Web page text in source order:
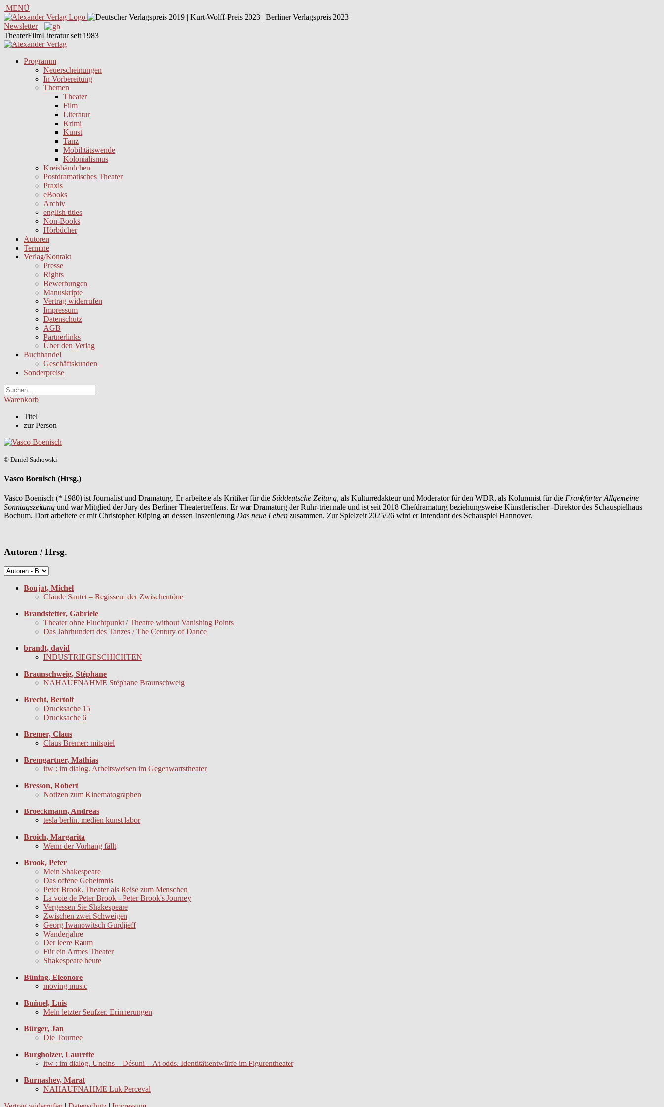
MENÜ
Newsletter
TheaterFilmLiteratur seit 1983
Programm
Neuerscheinungen
In Vorbereitung
Themen
Theater
Film
Literatur
Krimi
Kunst
Tanz
Mobilitätswende
Kolonialismus
Kreisbändchen
Postdramatisches Theater
Praxis
eBooks
Archiv
english titles
Non-Books
Hörbücher
Autoren
Termine
Verlag/Kontakt
Presse
Rights
Bewerbungen
Manuskripte
Vertrag widerrufen
Impressum
Datenschutz
AGB
Partnerlinks
Über den Verlag
Buchhandel
Geschäftskunden
Sonderpreise
Warenkorb
Titel
zur Person
© Daniel Sadrowski
Vasco Boenisch (Hrsg.)
Vasco Boenisch (* 1980) ist Journalist und Dramaturg. Er arbeitete als Kritiker für die Süddeutsche Zeitung, als Kulturredakteur und Moderator für den WDR, als Kolumnist für die Frankfurter Allgemeine
Sonntagszeitung und war Mitglied der Jury des Berliner Theatertreffens. Er war Dramaturg der Ruhr-triennale und ist seit 2018 Chefdramaturg beziehungsweise Künstlerischer -Direktor des Schauspielhaus
Bochum. Dort arbeitete er mit Christopher Rüping an dessen Inszenierung Das neue Leben zusammen. Zur Spielzeit 2025/26 wird er Intendant des Schauspiel Hannover.
Autoren / Hrsg.
Boujut, Michel
Claude Sautet – Regisseur der Zwischentöne
Brandstetter, Gabriele
Theater ohne Fluchtpunkt / Theatre without Vanishing Points
Das Jahrhundert des Tanzes / The Century of Dance
brandt, david
INDUSTRIEGESCHICHTEN
Braunschweig, Stéphane
NAHAUFNAHME Stéphane Braunschweig
Brecht, Bertolt
Drucksache 15
Drucksache 6
Bremer, Claus
Claus Bremer: mitspiel
Bremgartner, Mathias
itw : im dialog. Arbeitsweisen im Gegenwartstheater
Bresson, Robert
Notizen zum Kinematographen
Broeckmann, Andreas
tesla berlin. medien kunst labor
Broich, Margarita
Wenn der Vorhang fällt
Brook, Peter
Mein Shakespeare
Das offene Geheimnis
Peter Brook. Theater als Reise zum Menschen
La voie de Peter Brook - Peter Brook's Journey
Vergessen Sie Shakespeare
Zwischen zwei Schweigen
Georg Iwanowitsch Gurdjieff
Wanderjahre
Der leere Raum
Für ein Armes Theater
Shakespeare heute
Büning, Eleonore
moving music
Buñuel, Luis
Mein letzter Seufzer. Erinnerungen
Bürger, Jan
Die Tournee
Burgholzer, Laurette
itw : im dialog. Uneins – Désuni – At odds. Identitätsentwürfe im Figurentheater
Burnashev, Marat
NAHAUFNAHME Luk Perceval